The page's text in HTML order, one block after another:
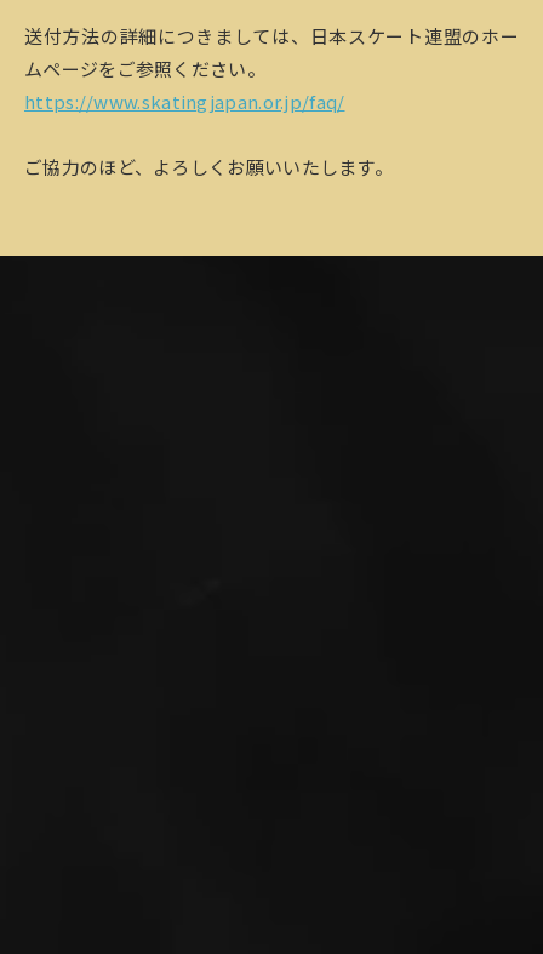
送付方法の詳細につきましては、日本スケート連盟のホー
ムページをご参照ください。
https://www.skatingjapan.or.jp/faq/
ご協力のほど、よろしくお願いいたします。